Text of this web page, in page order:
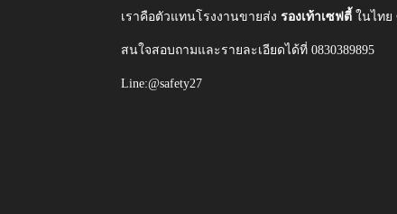
เราคือตัวแทนโรงงานขายส่งรองเท้าเซฟตี้ในไทย
สนใจสอบถามและรายละเอียดได้ที่ 0830389895
Line:@safety27